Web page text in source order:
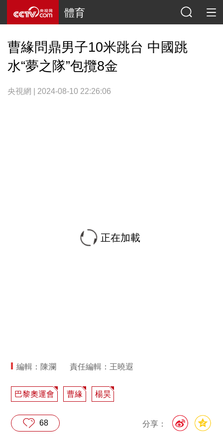
體育
曹緣問鼎男子10米跳台 中國跳
水“夢之隊”包攬8金
央視網 | 2024-08-10 22:26:06
正在加載
編輯：陳瀾 責任編輯：王曉遐
巴黎奧運會 曹緣 楊昊
分享：
68